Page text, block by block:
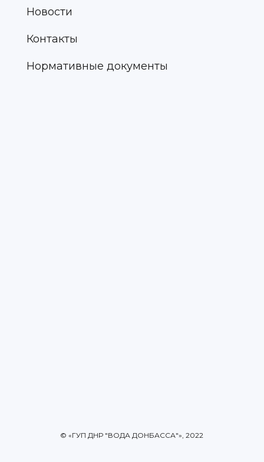
Новости
Контакты
Нормативные документы
© «ГУП ДНР "ВОДА ДОНБАССА"», 2022